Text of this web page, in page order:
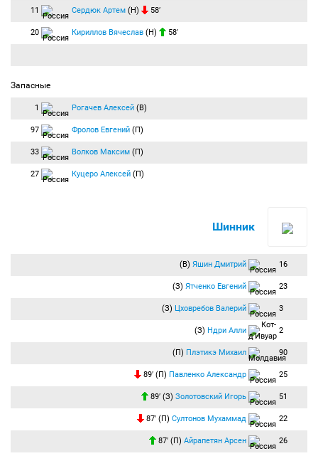
11 Сердюк Артем (Н) 58′
20 Кириллов Вячеслав (Н) 58′
Запасные
1 Рогачев Алексей (В)
97 Фролов Евгений (П)
33 Волков Максим (П)
27 Куцеро Алексей (П)
Шинник
(В) Яшин Дмитрий 16
(З) Ятченко Евгений 23
(З) Цховребов Валерий 3
(З) Ндри Алли 2
(П) Плэтикэ Михаил 90
89′ (П) Павленко Александр 25
89′ (З) Золотовский Игорь 51
87′ (П) Султонов Мухаммад 22
87′ (П) Айрапетян Арсен 26